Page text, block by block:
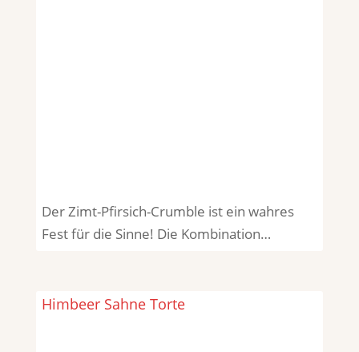
Der Zimt-Pfirsich-Crumble ist ein wahres
Fest für die Sinne! Die Kombination…
Himbeer Sahne Torte